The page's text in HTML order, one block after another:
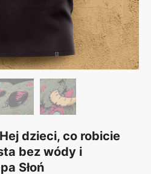
dzieci, co robicie
bez wódy i
Słoń